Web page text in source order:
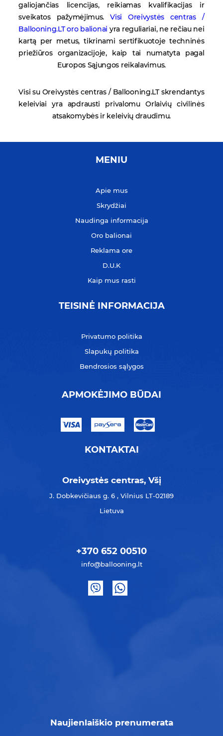
galiojančias licencijas, reikiamas kvalifikacijas ir
sveikatos pažymėjimus.Visi Oreivystės centras /
Ballooning.LT oro balionai yra reguliariai, ne rečiau nei
kartą per metus, tikrinami sertifikuotoje techninės
priežiūros organizacijoje, kaip tai numatyta pagal
Europos Sąjungos reikalavimus.
Visi su Oreivystės centras / Ballooning.LT skrendantys
keleiviai yra apdrausti privalomu Orlaivių civilinės
atsakomybės ir keleivių draudimu.
MENIU
Apie mus
Skrydžiai
Naudinga informacija
Oro balionai
Reklama ore
D.U.K
Kaip mus rasti
TEISINĖ INFORMACIJA
Privatumo politika
Slapukų politika
Bendrosios sąlygos
APMOKĖJIMO BŪDAI
KONTAKTAI
Oreivystės centras, Všį
J. Dobkevičiaus g. 6 , Vilnius LT-02189
Lietuva
+370 652 00510
info@ballooning.lt
Naujienlaiškio prenumerata